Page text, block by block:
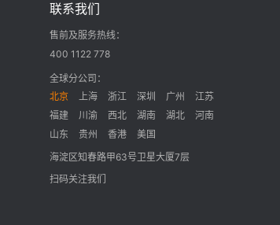
联系我们
售前及服务热线：
400 1122 778
全球分公司：
北京
上海 浙江 深圳 广州
江苏
福建
川渝 西北 湖南 湖北
河南
山东
贵州 香港
美国
海淀区知春路甲63号卫星大厦7层
扫码关注我们